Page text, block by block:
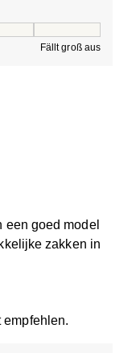
Fällt groß aus
een goed model
zakken in
empfehlen.